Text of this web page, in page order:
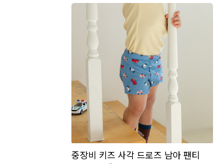
중장비 키즈 사각 드로즈 남아 팬티